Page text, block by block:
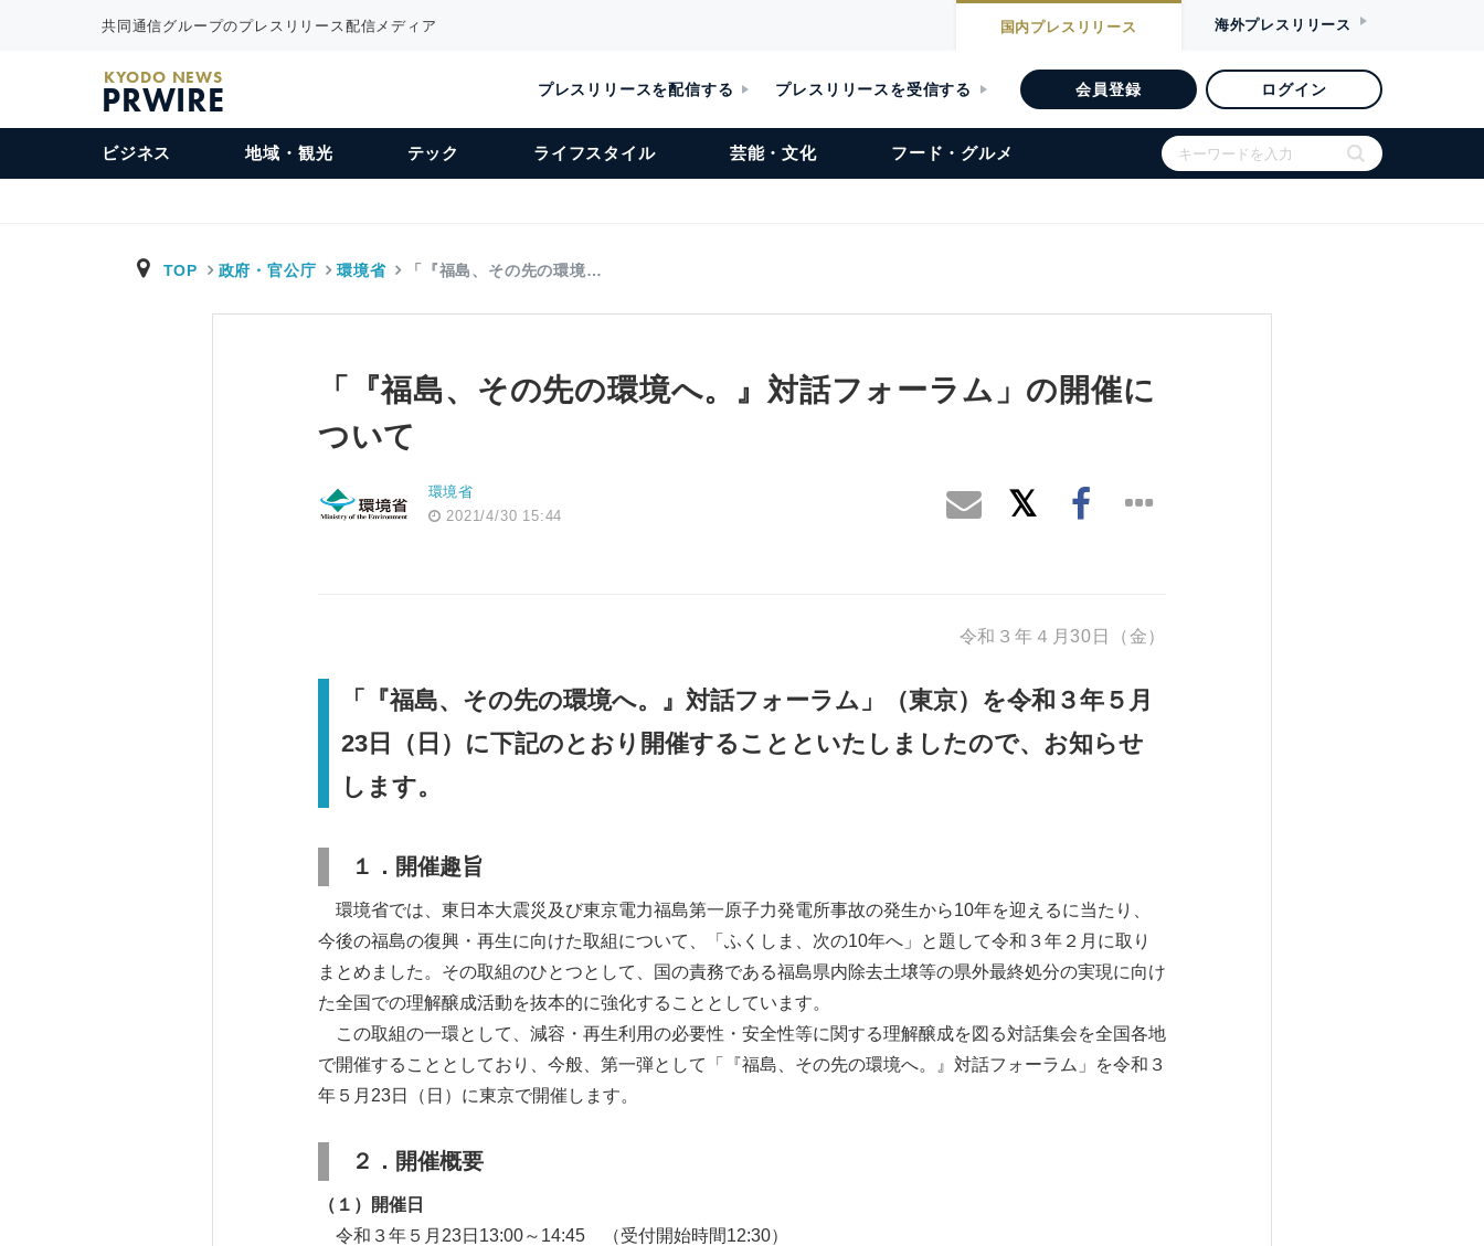
共同通信グループのプレスリリース配信メディア 国内プレスリリース 海外プレスリリース
KYODO NEWS
PRWIRE プレスリリースを配信する プレスリリースを受信する 会員登録 ログイン
ビジネス 地域・観光 テック ライフスタイル 芸能・文化 フード・グルメ
TOP 政府・官公庁 環境省 「『福島、その先の環境…
「『福島、その先の環境へ。』対話フォーラム」の開催に
ついて
環境省
2021/4/30 15:44
令和３年４月30日（金）
「『福島、その先の環境へ。』対話フォーラム」（東京）を令和３年５月
23日（日）に下記のとおり開催することといたしましたので、お知らせ
します。
１．開催趣旨
環境省では、東日本大震災及び東京電力福島第一原子力発電所事故の発生から10年を迎えるに当たり、
今後の福島の復興・再生に向けた取組について、「ふくしま、次の10年へ」と題して令和３年２月に取り
まとめました。その取組のひとつとして、国の責務である福島県内除去土壌等の県外最終処分の実現に向け
た全国での理解醸成活動を抜本的に強化することとしています。
この取組の一環として、減容・再生利用の必要性・安全性等に関する理解醸成を図る対話集会を全国各地
で開催することとしており、今般、第一弾として「『福島、その先の環境へ。』対話フォーラム」を令和３
年５月23日（日）に東京で開催します。
２．開催概要
（１）開催日
令和３年５月23日13:00～14:45 （受付開始時間12:30）